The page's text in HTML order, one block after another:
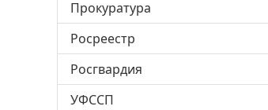
Прокуратура
Росреестр
Росгвардия
УФССП